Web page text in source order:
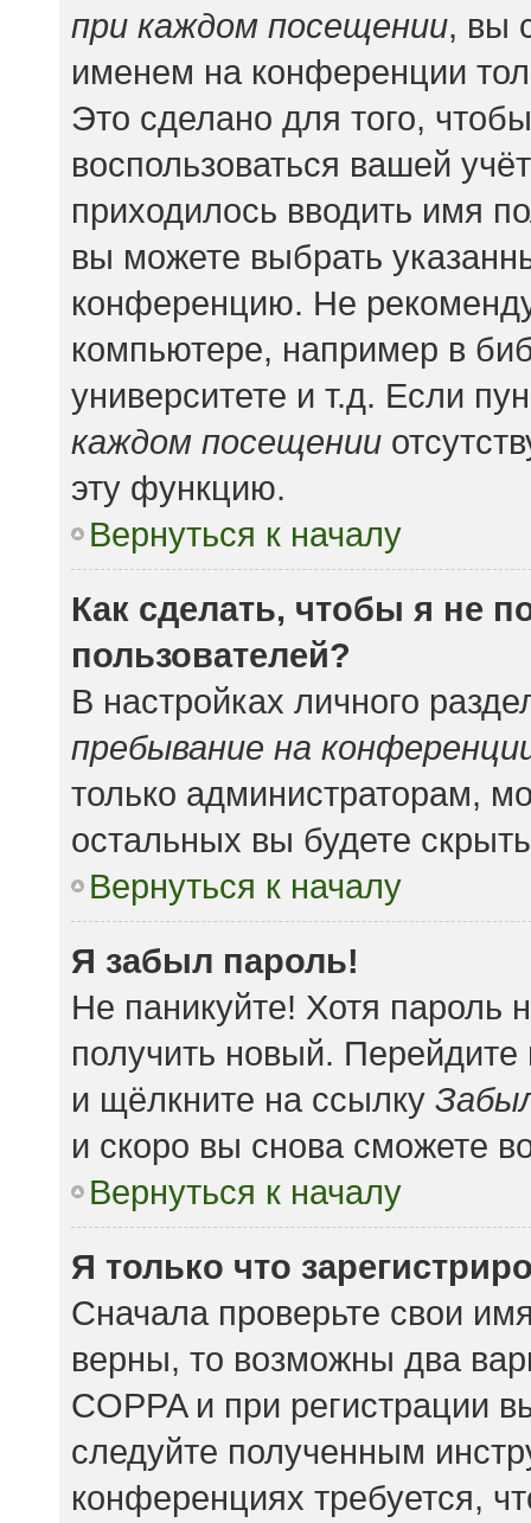
при каждом посещении, вы
именем на конференции
Это сделано для того,
воспользоваться вашей
приходилось вводить имя
вы можете выбрать
конференцию. Не
компьютере, например в
университете и т.д. Если
каждом посещении
эту функцию.
Вернуться к началу
Как сделать, чтобы я не
пользователей?
В настройках личного
пребывание на
только администраторам,
остальных вы будете
Вернуться к началу
Я забыл пароль!
Не паникуйте! Хотя пароль
получить новый.
и щёлкните на ссылку
и скоро вы снова сможете
Вернуться к началу
Я только что
Сначала проверьте свои
верны, то возможны два
COPPA и при регистрации
следуйте полученным
конференциях требуется,